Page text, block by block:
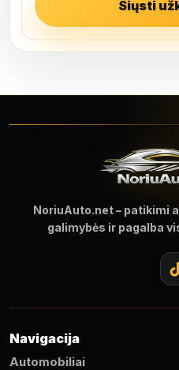
Siųsti
NoriuAuto.net – patikimi
galimybės ir pagalba
Navigacija
Automobiliai